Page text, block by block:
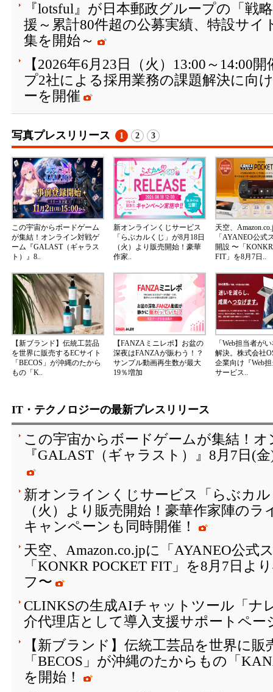
『lotsful』が日本郵政グループの「戦
援～累計80件超の公募実績、特設サイ
集を開始～
【2026年6月23日（火）13:00～14:00
プ2社による採用業務の課題解決に向
ーを開催
写真プレスリリース 1 2 3
この宇宙からボードゲーム
が集結！オンライン対戦ゲ
ーム『GALAST（ギャラス
ト）』8..
新オンラインくじサービス
「らぶカルくじ」が8月18日
（火）より販売開始！豪華
作家..
天空、
「AYANEO公式
開設 〜「
FIT」を8月7日..
【新ブランド】伝統工芸品
を世界に販売するECサイト
「BECOS」が沖縄のたから
もの「K..
【FANZAミニレポ】お盆の
深夜はFANZAが賑わう！？
サンプル動画再生数が最大
19％増加
「Web担当者が
解決。株式会社
企業向け『Web
サービス..
IT・テクノロジーの最新プレスリリース
この宇宙からボードゲームが集結！
『GALAST（ギャラスト）』8月7日(
新オンラインくじサービス「らぶカ
（火）より販売開始！豪華作家陣の
キャンペーンも同時開催！
天空、Amazon.co.jpに「AYANEO公式
「KONKR POCKET FIT」を8月7日よ
フ〜
CLINKSの生成AIチャットツール「ナ
介代理店として導入支援サポートペー
【新ブランド】伝統工芸品を世界に販
「BECOS」が沖縄のたからもの「
を開始！